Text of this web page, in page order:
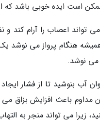
ممکن است ایده خوبی باشد
تواند اعصاب را آرام کند
هنگام پرواز می
می نوشد.
آب بنوشید تا از فشار
مداوم باعث افزایش
زیرا می تواند منجر به